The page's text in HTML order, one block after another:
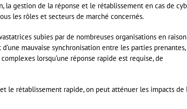
gestion de la réponse et le rétablissement en cas de
les rôles et secteurs de marché concernés.
subies par de nombreuses organisations en
mauvaise synchronisation entre les parties prenantes,
lorsqu’une réponse rapide est requise, de
le rétablissement rapide, on peut atténuer les impacts de